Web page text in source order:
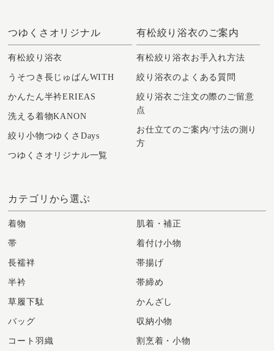
つゆくさオリジナル
有松絞り浴衣
うそつき長じゅばんWITH
かんたん半衿ERIEAS
洗える着物KANON
絞り小物つゆくさDays
つゆくさオリジナル一覧
有松絞り浴衣のご案内
有松絞り浴衣お手入れ方法
絞り浴衣のよくある質問
絞り浴衣ご注文の際のご留意
点
お仕立てのご案内/寸法の測り
方
カテゴリから選ぶ
着物
帯
長襦袢
半衿
草履下駄
バッグ
コート羽織
肌着・補正
着付け小物
帯揚げ
帯締め
かんざし
収納小物
割烹着・小物